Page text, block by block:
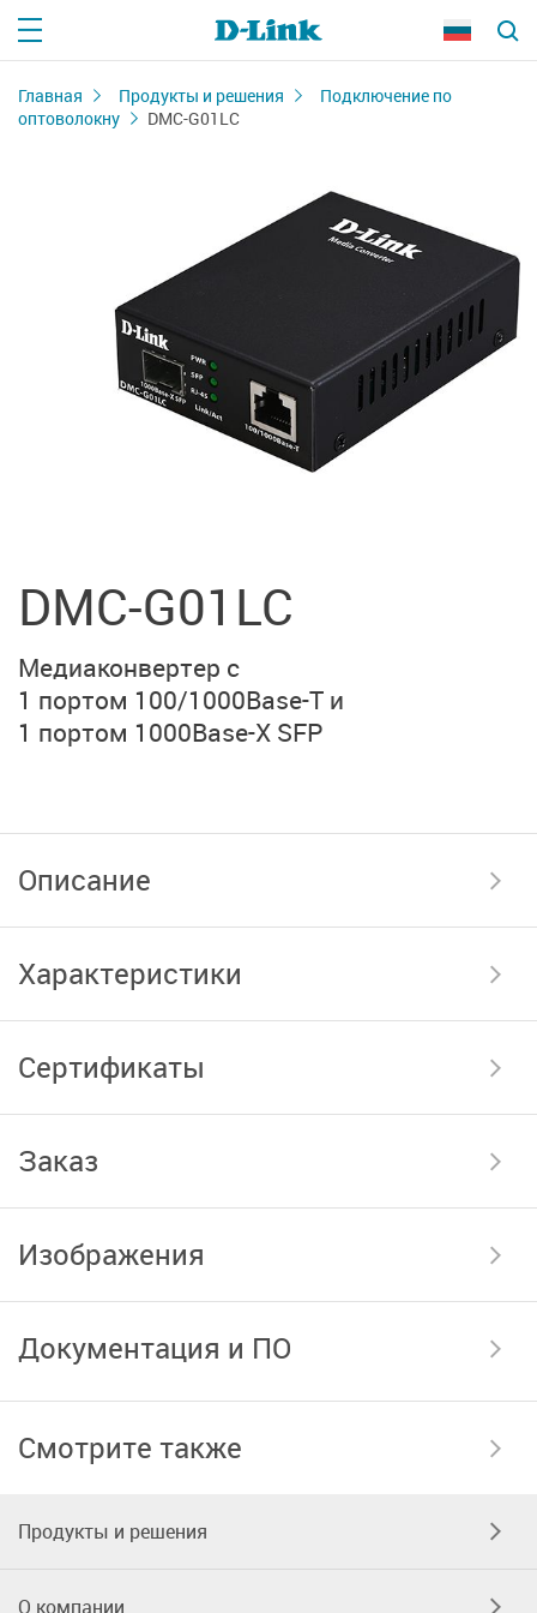
Главная Продукты и решения
Подключение по
оптоволокну
DMC-G01LC
DMC-G01LC
Медиаконвертер с
1 портом 100/1000Base-T и
1 портом 1000Base-X SFP
Описание
Характеристики
Сертификаты
Заказ
Изображения
Документация и ПО
Смотрите также
Продукты и решения
О компании